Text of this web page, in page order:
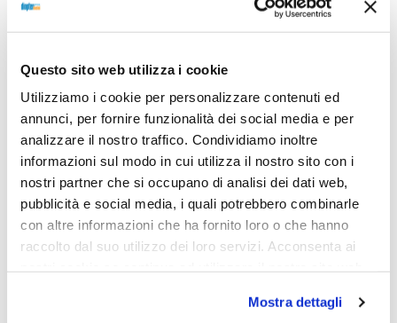
Questo sito web utilizza i cookie
Utilizziamo i cookie per personalizzare contenuti ed
annunci, per fornire funzionalità dei social media e per
analizzare il nostro traffico. Condividiamo inoltre
informazioni sul modo in cui utilizza il nostro sito con i
nostri partner che si occupano di analisi dei dati web,
pubblicità e social media, i quali potrebbero combinarle
con altre informazioni che ha fornito loro o che hanno
raccolto dal suo utilizzo dei loro servizi. Acconsenta ai
Mostra dettagli
Al momento siamo chiusi per ferie e i prodotti del
nostro negozio non saranno disponibili per la
spedizione fino al giorno 31 agosto. BUONE FERIE
da OTTICA DIOPTER
Showing the single result